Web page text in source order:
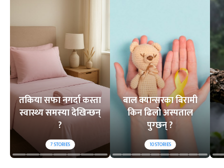
तकिया सफा नगर्दा कस्ता
स्वास्थ्य समस्या देखिन्छन्
?
7STORIES
बाल क्यान्सरका बिरामी
किन ढिलो अस्पताल
पुग्छन् ?
10STORIES